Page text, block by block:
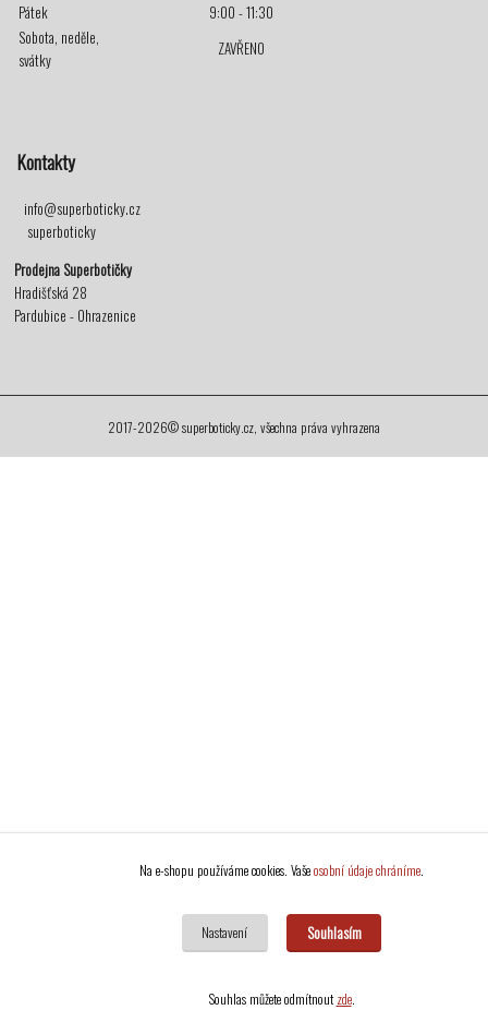
Pátek
9:00 - 11:30
Sobota, neděle,
svátky
ZAVŘENO
Kontakty
info@superboticky.cz
superboticky
Prodejna Superbotičky
Hradišťská 28
Pardubice - Ohrazenice
2017-2026© superboticky.cz, všechna práva vyhrazena
Na e-shopu používáme cookies. Vašeosobní údaje chráníme.
Nastavení Souhlasím
Souhlas můžete odmítnoutzde.